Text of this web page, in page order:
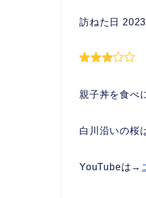
訪ねた日
親子丼を食べ
白川沿いの桜
YouTubeは→